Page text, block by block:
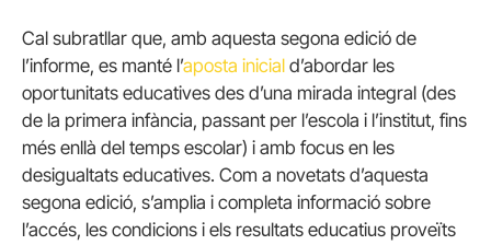
Cal subratllar que, amb aquesta segona edició de
l’informe, es manté l’aposta inicial d’abordar les
oportunitats educatives des d’una mirada integral (des
de la primera infància, passant per l’escola i l’institut, fins
més enllà del temps escolar) i amb focus en les
desigualtats educatives. Com a novetats d’aquesta
segona edició, s’amplia i completa informació sobre
l’accés, les condicions i els resultats educatius proveïts